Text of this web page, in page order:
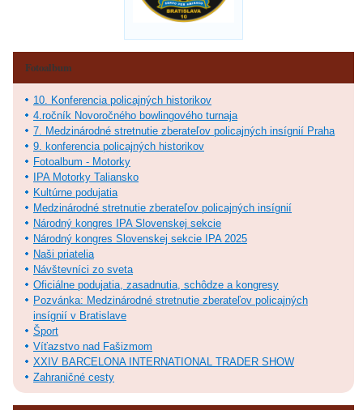
Fotoalbum
10. Konferencia policajných historikov
4.ročník Novoročného bowlingového turnaja
7. Medzinárodné stretnutie zberateľov policajných insígnií Praha
9. konferencia policajných historikov
Fotoalbum - Motorky
IPA Motorky Taliansko
Kultúrne podujatia
Medzinárodné stretnutie zberateľov policajných insígnií
Národný kongres IPA Slovenskej sekcie
Národný kongres Slovenskej sekcie IPA 2025
Naši priatelia
Návštevníci zo sveta
Oficiálne podujatia, zasadnutia, schôdze a kongresy
Pozvánka: Medzinárodné stretnutie zberateľov policajných
insígnií v Bratislave
Šport
Víťazstvo nad Fašizmom
XXIV BARCELONA INTERNATIONAL TRADER SHOW
Zahraničné cesty